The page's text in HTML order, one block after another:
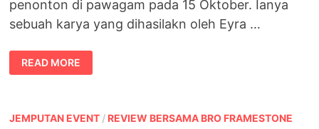
penonton di pawagam pada 15 Oktober. Ianya
sebuah karya yang dihasilakn oleh Eyra …
BADI
–
YANG
PERGI
READ MORE
JEMPUTAN EVENT / REVIEW BERSAMA BRO FRAMESTONE